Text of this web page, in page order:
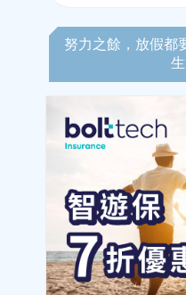
努力之餘，放假都